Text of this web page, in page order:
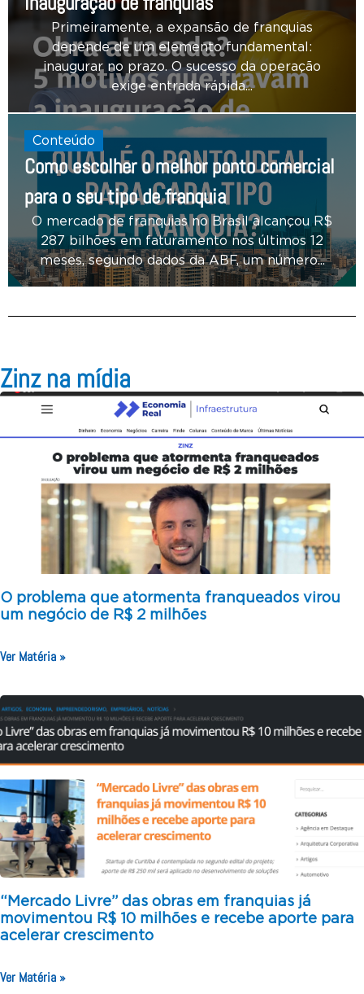
Primeiramente, a expansão de franquias
depende de um elemento fundamental:
inaugurar no prazo. O sucesso da operação
exige entrada rápida...
Conteúdo
Como escolher o melhor ponto comercial
para o seu tipo de franquia
O mercado de franquias no Brasil alcançou R$
287 bilhões em faturamento nos últimos 12
meses, segundo dados da ABF, um número...
Zinz na mídia
O problema que atormenta franqueados virou
um negócio de R$ 2 milhões
Ver Matéria »
“Mercado Livre” das obras em franquias já
movimentou R$ 10 milhões e recebe aporte para
acelerar crescimento
Ver Matéria »